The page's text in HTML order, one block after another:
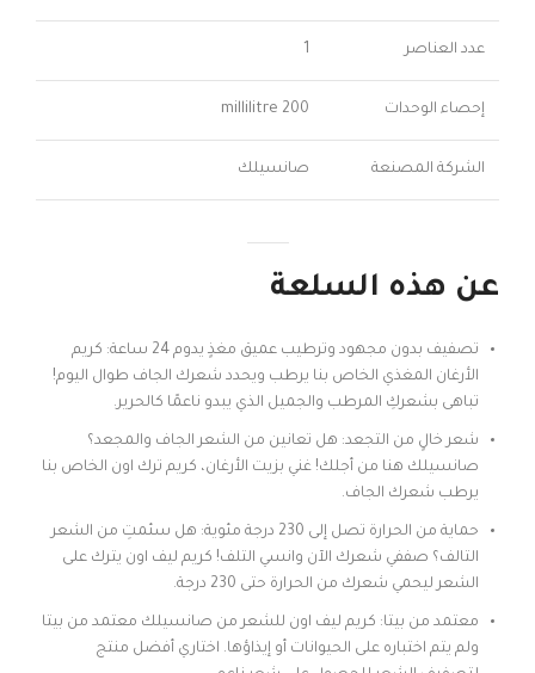
عدد العناصر 1
إحصاء الوحدات 200 millilitre
الشركة المصنعة صانسيلك
عن هذه السلعة
تصفيف بدون مجهود وترطيب عميق مغذٍ يدوم 24 ساعة: كريم
الأرغان المغذي الخاص بنا يرطب ويحدد شعرك الجاف طوال اليوم!
تباهى بشعركِ المرطب والجميل الذي يبدو ناعمًا كالحرير.
شعر خالٍ من التجعد: هل تعانين من الشعر الجاف والمجعد؟
صانسيلك هنا من أجلك! غني بزيت الأرغان، كريم ترك اون الخاص بنا
يرطب شعرك الجاف.
حماية من الحرارة تصل إلى 230 درجة مئوية: هل سئمتِ من الشعر
التالف؟ صففي شعرك الآن وانسي التلف! كريم ليف اون يترك على
الشعر ليحمي شعرك من الحرارة حتى 230 درجة.
معتمد من بيتا: كريم ليف اون للشعر من صانسيلك معتمد من بيتا
ولم يتم اختباره على الحيوانات أو إيذاؤها. اختاري أفضل منتج